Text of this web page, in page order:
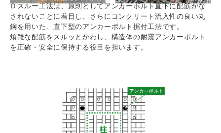
Ｄスルー工法は、原則としてアンカーボルト直下に配筋がな
されないことに着目し、さらにコンクリート流入性の良い丸
鋼を用いた、直下型のアンカーボルト据付工法です。
煩雑な配筋をスルッとかわし、構造体の耐震アンカーボルト
を正確・安全に保持する役目を担います。